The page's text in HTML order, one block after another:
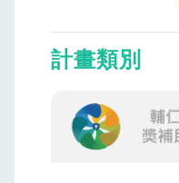
計畫類別